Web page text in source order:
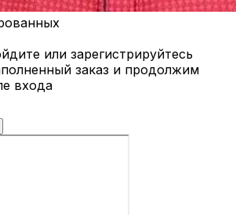
или зарегистрируйтесь
заказ и продолжим
входа